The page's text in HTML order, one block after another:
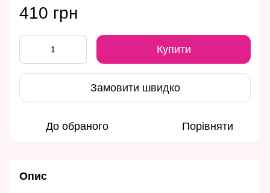
410 грн
Купити
Замовити швидко
До обраного Порівняти
Опис